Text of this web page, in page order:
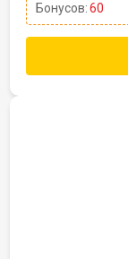
Бонусов:60